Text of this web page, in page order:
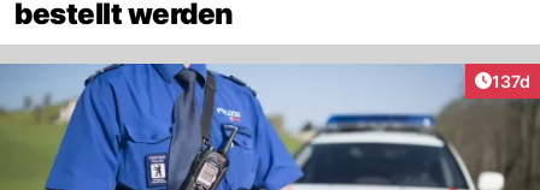
bestellt werden
137d